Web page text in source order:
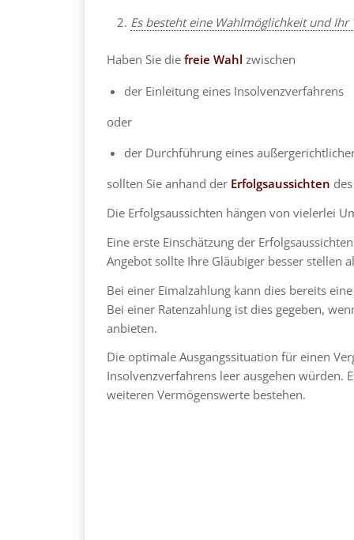
Es besteht eine Wahlmöglichkeit und
Haben Sie diefreie Wahl zwischen
der Einleitung eines Insolvenzverfahrens
oder
der Durchführung eines
sollten Sie anhand der Erfolgsaussichten
Die Erfolgsaussichten hängen von vielerlei
Eine erste Einschätzung der
Angebot sollte Ihre Gläubiger besser stellen
Bei einer Eimalzahlung kann dies bereits
Bei einer Ratenzahlung ist dies gegeben,
anbieten.
Die optimale Ausgangssituation für einen
Insolvenzverfahrens leer ausgehen würden.
weiteren Vermögenswerte bestehen.